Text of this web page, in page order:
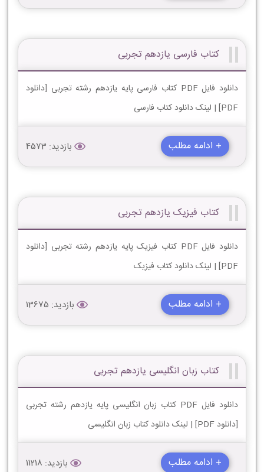
کتاب فارسی یازدهم تجربی
دانلود فایل PDF کتاب فارسی پایه یازدهم رشته تجربی [دانلود
PDF] | لینک دانلود کتاب فارسی
+ ادامه مطلب بازدید: 4573
کتاب فیزیک یازدهم تجربی
دانلود فایل PDF کتاب فیزیک پایه یازدهم رشته تجربی [دانلود
PDF] | لینک دانلود کتاب فیزیک
+ ادامه مطلب بازدید: 13675
کتاب زبان انگلیسی یازدهم تجربی
دانلود فایل PDF کتاب زبان انگلیسی پایه یازدهم رشته تجربی
[دانلود PDF] | لینک دانلود کتاب زبان انگلیسی
+ ادامه مطلب بازدید: 11218